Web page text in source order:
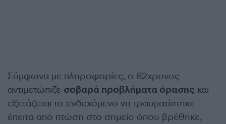
Σύμφωνα με πληροφορίες, ο 62χρονος
αντιμετώπιζε σοβαρά προβλήματα όρασης και
εξετάζεται το ενδεχόμενο να τραυματίστηκε
έπειτα από πτώση στο σημείο όπου βρέθηκε,